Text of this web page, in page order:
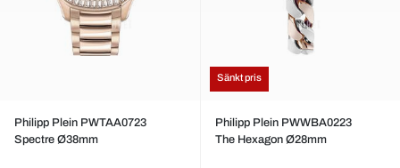
Philipp Plein PWTAA0723
Spectre Ø38mm
Sänkt pris
Philipp Plein PWWBA0223
The Hexagon Ø28mm